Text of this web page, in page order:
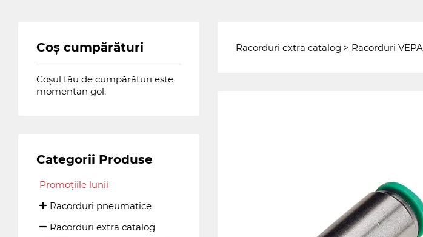
Coș cumpărături
Coșul tău de cumpărături este
momentan gol.
Categorii Produse
Promoțiile lunii
Racorduri pneumatice
Racorduri extra catalog
Racorduri extra catalog > Racorduri VEPA